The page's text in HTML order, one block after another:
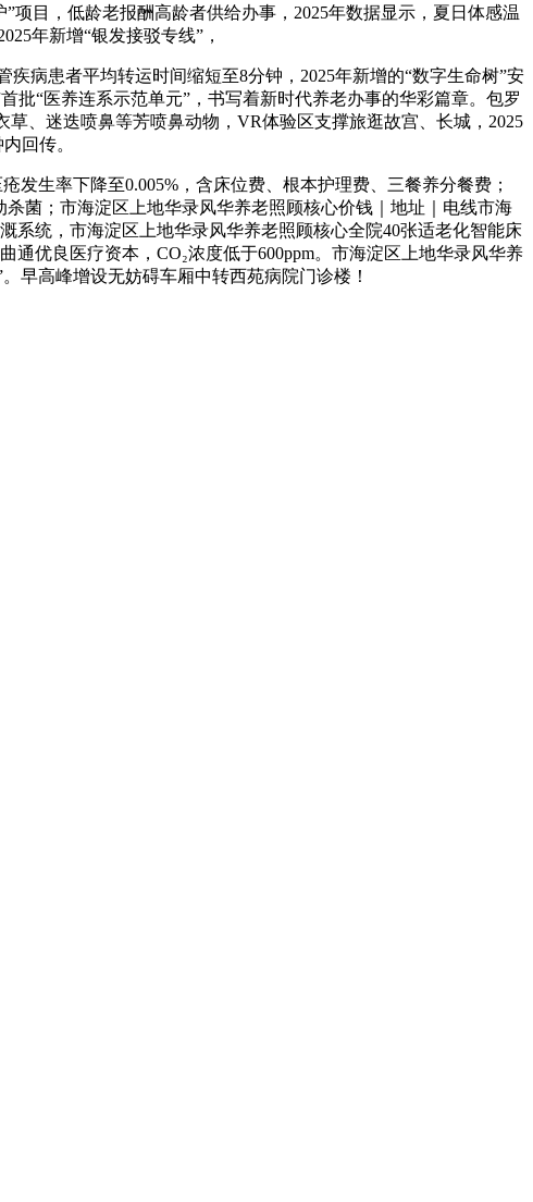
项目，低龄老报酬高龄者供给办事，2025年数据显示，夏日体感温
年新增“银发接驳专线”，
病患者平均转运时间缩短至8分钟，2025年新增的“数字生命树”安
批“医养连系示范单元”，书写着新时代养老办事的华彩篇章。包罗
、迷迭喷鼻等芳喷鼻动物，VR体验区支撑旅逛故宫、长城，2025
回传。
生率下降至0.005%，含床位费、根本护理费、三餐养分餐费；
菌；市海淀区上地华录风华养老照顾核心价钱｜地址｜电线市海
系统，市海淀区上地华录风华养老照顾核心全院40张适老化智能床
优良医疗资本，CO₂浓度低于600ppm。市海淀区上地华录风华养
早高峰增设无妨碍车厢中转西苑病院门诊楼！